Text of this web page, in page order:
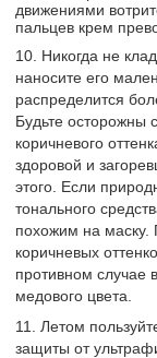
движениями
пальцев крем
10. Никогда не
наносите его
распределится
Будьте осторожны
коричневого
здоровой и
этого. Если
тонального
похожим на маску.
коричневых
противном случае
медового цвета.
11. Летом
защиты от